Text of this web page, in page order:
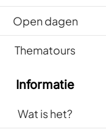
Open dagen
Thematours
Informatie
Wat is het?